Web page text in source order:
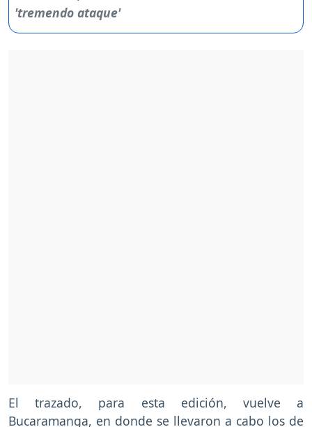
El trazado, para esta edición, vuelve a
Bucaramanga, en donde se llevaron a cabo los de